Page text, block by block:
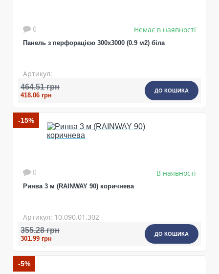
0 Немає в наявності
Панель з перфорацією 300x3000 (0.9 м2) біла
Артикул:
464.51 грн
418.06 грн
ДО КОШИКА
-15%
0 В наявності
Ринва 3 м (RAINWAY 90) коричнева
Артикул: 10.090.01.302
355.28 грн
301.99 грн
ДО КОШИКА
-5%